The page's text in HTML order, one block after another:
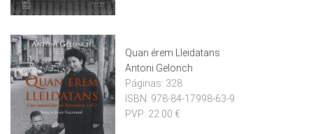
Quan érem Lleidatans
Antoni Gelonch
Páginas: 328
ISBN: 978-84-17998-63-9
PVP: 22.00 €